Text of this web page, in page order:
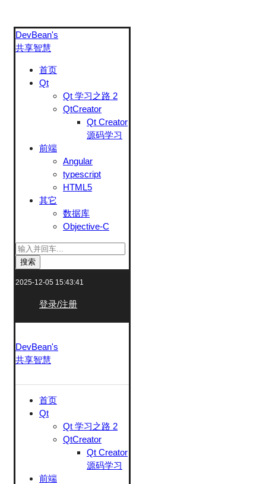
DevBean's
共享智慧
首页
Qt
Qt 学习之路 2
QtCreator
Qt Creator
源码学习
前端
Angular
typescript
HTML5
其它
数据库
Objective-C
搜索
2025-12-05 15:43:41
登录/注册
DevBean's
共享智慧
首页
Qt
Qt 学习之路 2
QtCreator
Qt Creator
源码学习
前端